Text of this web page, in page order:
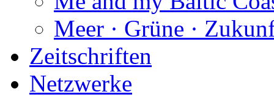
Meer · Grüne ·
Zeitschriften
Netzwerke